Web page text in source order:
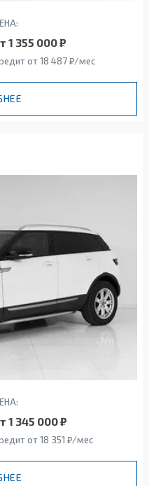
1 355 000 ₽
от 18 487 ₽/мес
1 345 000 ₽
от 18 351 ₽/мес